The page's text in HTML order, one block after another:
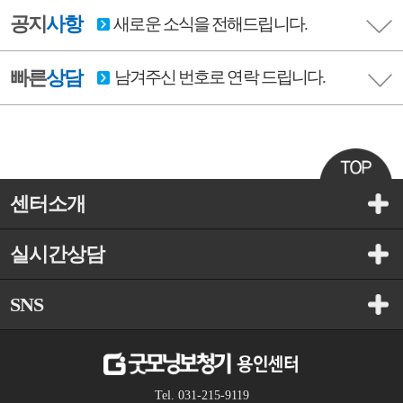
공지사항 새로운 소식을 전해드립니다.
빠른상담 남겨주신 번호로 연락 드립니다.
센터소개
실시간상담
SNS
Tel. 031-215-9119